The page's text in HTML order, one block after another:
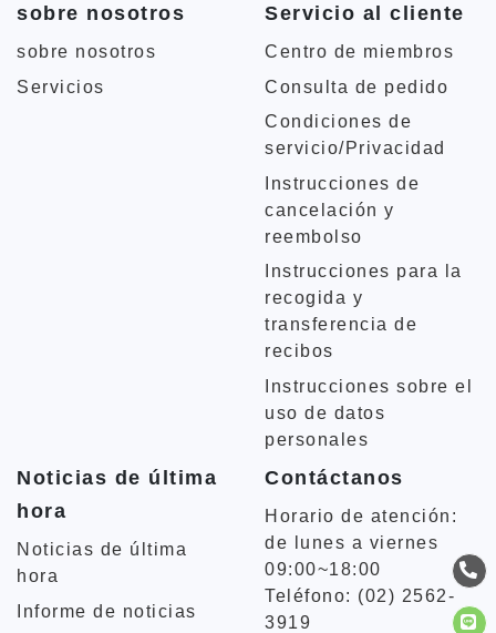
sobre nosotros
sobre nosotros
Servicios
Servicio al cliente
Centro de miembros
Consulta de pedido
Condiciones de
servicio/Privacidad
Instrucciones de
cancelación y
reembolso
Instrucciones para la
recogida y
transferencia de
recibos
Instrucciones sobre el
uso de datos
personales
Noticias de última
hora
Noticias de última
hora
Informe de noticias
Contáctanos
Horario de atención:
de lunes a viernes
09:00~18:00
Teléfono: (02) 2562-
3919